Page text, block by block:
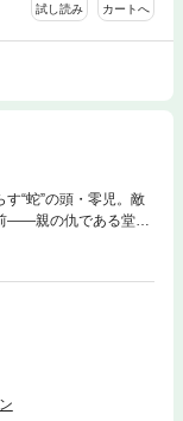
試し読み カートへ
“蛇”の頭・零児。敵
――親の仇である堂本
う正継。やがてその